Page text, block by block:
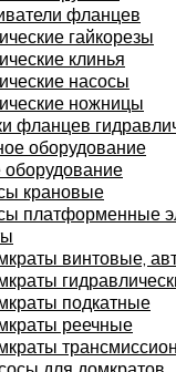
фланцев
гайкорезы
клинья
насосы
ножницы
фланцев
оборудование
крановые
платформенные
винтовые,
подкатные
реечные